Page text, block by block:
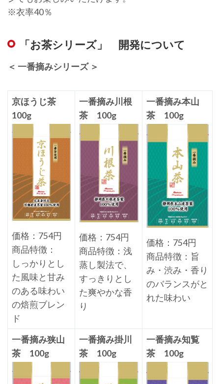
※衣率40％
「お茶シリーズ」 開発について
＜ 一番摘みシリーズ ＞
京ほうじ茶
100g
価格：754円
商品特徴：
しっかりとし
た風味と甘み
のある味わい
の焙煎ブレン
ド
一番摘み川根
茶 100g
価格：754円
商品特徴：浅
蒸し製法で、
すっきりとし
た爽やかな香
り
一番摘み本山
茶 100g
価格：754円
商品特徴：旨
み・渋み・香り
のバランスがと
れた味わい
一番摘み狭山
茶 100g
一番摘み掛川
茶 100g
一番摘み知覧
茶 100g